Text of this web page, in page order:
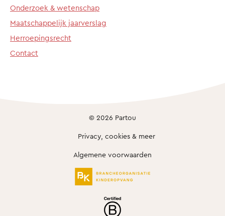
Onderzoek & wetenschap
Maatschappelijk jaarverslag
Herroepingsrecht
Contact
© 2026 Partou
Privacy, cookies & meer
Algemene voorwaarden